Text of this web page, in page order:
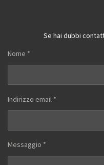
Se hai dubbi
Nome *
Indirizzo email *
Messaggio *